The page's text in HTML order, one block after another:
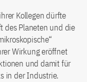
Kollegen dürfte
des Planeten und die
Wirkung eröffnet
und damit für
in der Industrie.